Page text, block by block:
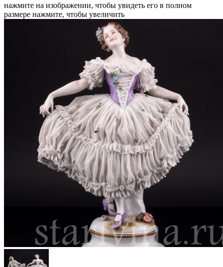
нажмите на изображении, чтобы увидеть его в полном
размере нажмите, чтобы увеличить